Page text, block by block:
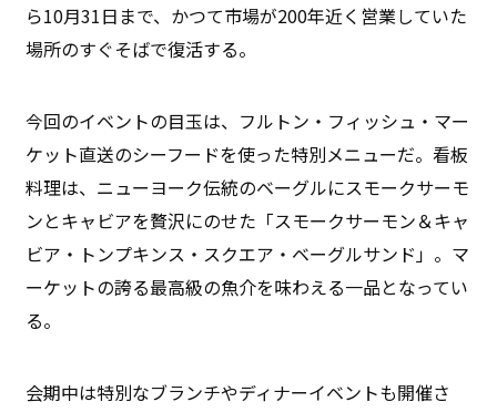
ら10月31日まで、かつて市場が200年近く営業していた
場所のすぐそばで復活する。
今回のイベントの目玉は、フルトン・フィッシュ・マー
ケット直送のシーフードを使った特別メニューだ。看板
料理は、ニューヨーク伝統のベーグルにスモークサーモ
ンとキャビアを贅沢にのせた「スモークサーモン＆キャ
ビア・トンプキンス・スクエア・ベーグルサンド」。マ
ーケットの誇る最高級の魚介を味わえる一品となってい
る。
会期中は特別なブランチやディナーイベントも開催さ